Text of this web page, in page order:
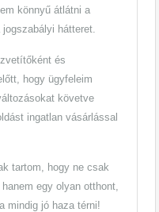
könnyű átlátni a
hátteret.
és
hogy ügyfeleim
követve
ingatlan vásárlással
tartom, hogy ne csak
egy olyan otthont,
mindig jó haza térni!